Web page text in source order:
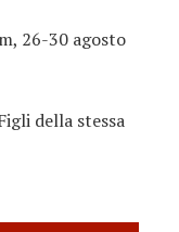
26-30 agosto
della stessa